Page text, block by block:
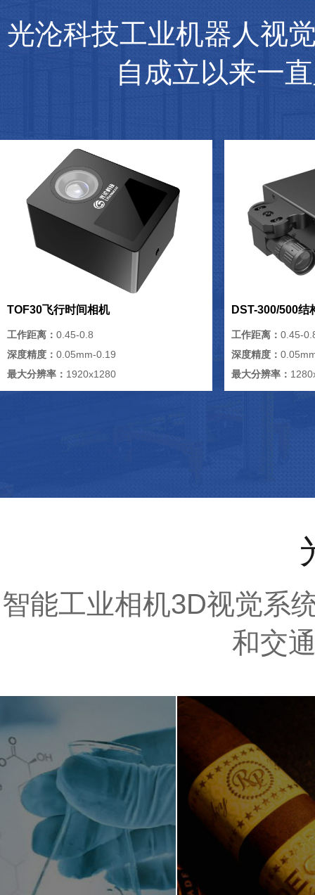
光沦科技工业机器人视
自成立以来一
TOF30飞行时间相机
工作距离： 0.45-0.8
深度精度： 0.05mm-0.19
最大分辨率： 1920x1280
DST-300/500结
工作距离：0.45-
深度精度：
最大分辨率：
智能工业相机3D视觉系
和交